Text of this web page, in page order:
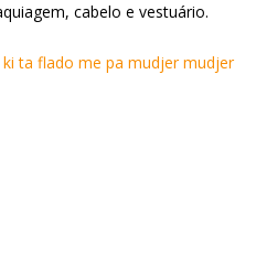
cabelo e vestuário.
ta flado me pa mudjer mudjer